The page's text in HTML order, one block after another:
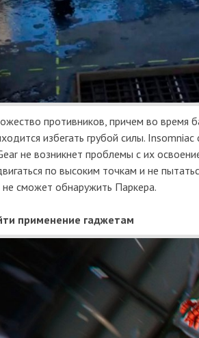
противников, причем во время
избегать грубой силы.
не возникнет проблемы с их
по высоким точкам и не
сможет обнаружить Паркера.
применение гаджетам